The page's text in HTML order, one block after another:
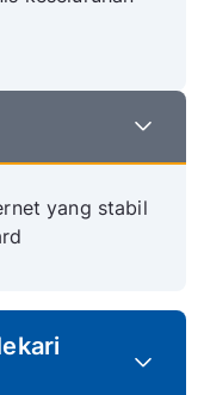
yang stabil